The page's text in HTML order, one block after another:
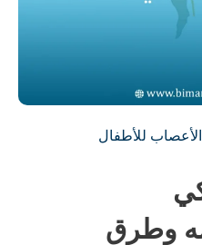
للأطفال
وطرق